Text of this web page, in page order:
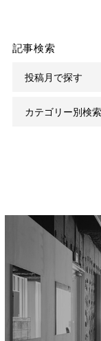
記事検索